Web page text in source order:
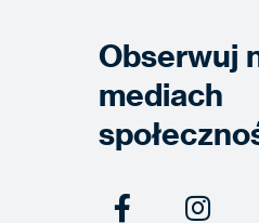
Obserwuj
mediach
 